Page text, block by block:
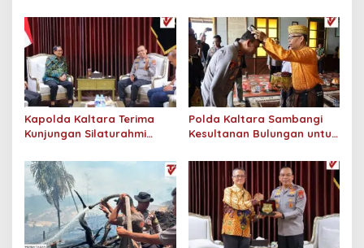
Salurkan Beras SPHP
Kepada Masyarakat
Monaco Tarakan
Kapolda Kaltara Terima
Kunjungan Silaturahmi
Kaltara
Polda Kaltara Sambangi
Kesultanan Bulungan untuk